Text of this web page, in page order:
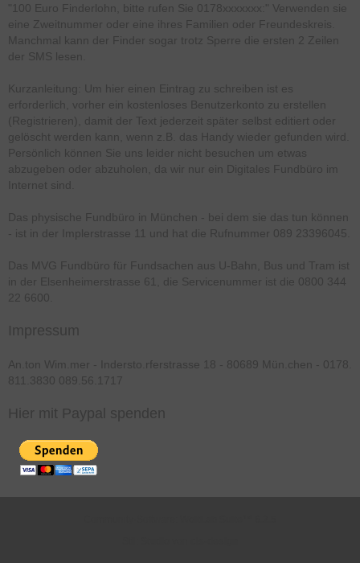
"100 Euro Finderlohn, bitte rufen Sie 0178xxxxxxx:" Verwenden sie
eine Zweitnummer oder eine ihres Familien oder Freundeskreis.
Manchmal kann der Finder sogar trotz Sperre die ersten 2 Zeilen
der SMS lesen.
Kurzanleitung: Um hier einen Eintrag zu schreiben ist es
erforderlich, vorher ein kostenloses Benutzerkonto zu erstellen
(Registrieren), damit der Text jederzeit später selbst editiert oder
gelöscht werden kann, wenn z.B. das Handy wieder gefunden wird.
Persönlich können Sie uns leider nicht besuchen um etwas
abzugeben oder abzuholen, da wir nur ein Digitales Fundbüro im
Internet sind.
Das physische Fundbüro in München - bei dem sie das tun können
- ist in der Implerstrasse 11 und hat die Rufnummer 089 23396045.
Das MVG Fundbüro für Fundsachen aus U-Bahn, Bus und Tram ist
in der Elsenheimerstrasse 61, die Servicenummer ist die 0800 344
22 6600.
Impressum
An.ton Wim.mer - Indersto.rferstrasse 18 - 80689 Mün.chen - 0178.
811.3830 089.56.1717
Hier mit Paypal spenden